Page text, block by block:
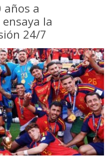
años a
ensaya la
24/7